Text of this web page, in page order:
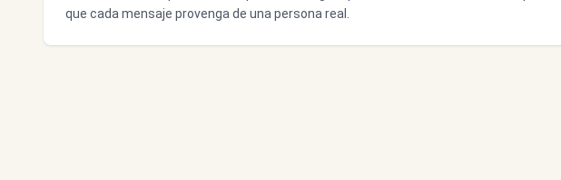
que cada mensaje provenga de una persona real.